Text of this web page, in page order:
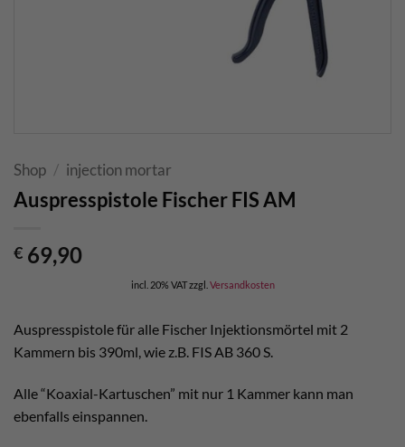
Shop / injection mortar
Auspresspistole Fischer FIS AM
€ 69,90
incl. 20% VATzzgl. Versandkosten
Auspresspistole für alle Fischer Injektionsmörtel mit 2
Kammern bis 390ml, wie z.B. FIS AB 360 S.
Alle “Koaxial-Kartuschen” mit nur 1 Kammer kann man
ebenfalls einspannen.